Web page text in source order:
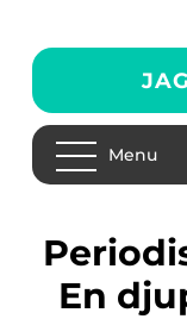
Menu
Periodisk fasta resultat:
En